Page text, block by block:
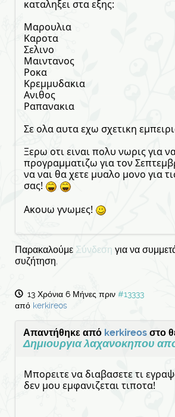
καταληξει στα εξης:
Μαρουλια
Καροτα
Σελινο
Μαιντανος
Ροκα
Κρεμμυδακια
Ανιθος
Ραπανακια
Σε ολα αυτα εχω σχετικη
Ξερω οτι ειναι πολυ νωρις για
προγραμματιζω για τον
να ναι θα χετε μυαλο μονο για
σας!
Ακουω γνωμες!
Παρακαλούμε Σύνδεση για να
συζήτηση.
13 Χρόνια 6 Μήνες πριν #13333
από kerkireos
Απαντήθηκε από kerkireos στο
Δημιουργια λαχανοκηπου
Μπορειτε να διαβασετε τι
δεν μου εμφανιζεται τιποτα!